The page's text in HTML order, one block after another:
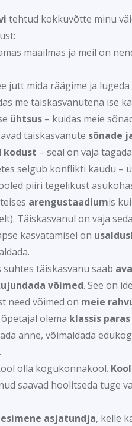
tehtud kokkuvõtte minu
maailmas ja meil on
jutt mida räägime ja
me täiskasvanutena ise
ühtsus – kuidas meie
täiskasvanute sõnade
kodust – seal on vaja
selgub konflikti kaudu –
piiri tegelikust
arengustaadiumis
Täiskasvanul on vaja
kasvatamisel on
täiskasvanu saab
võimed. See on
need võimed on meie
olema klassis
anne, võimaldada
.
olla kogukonnakool.
saavad hoolitseda tuge
asjatundja, kelle